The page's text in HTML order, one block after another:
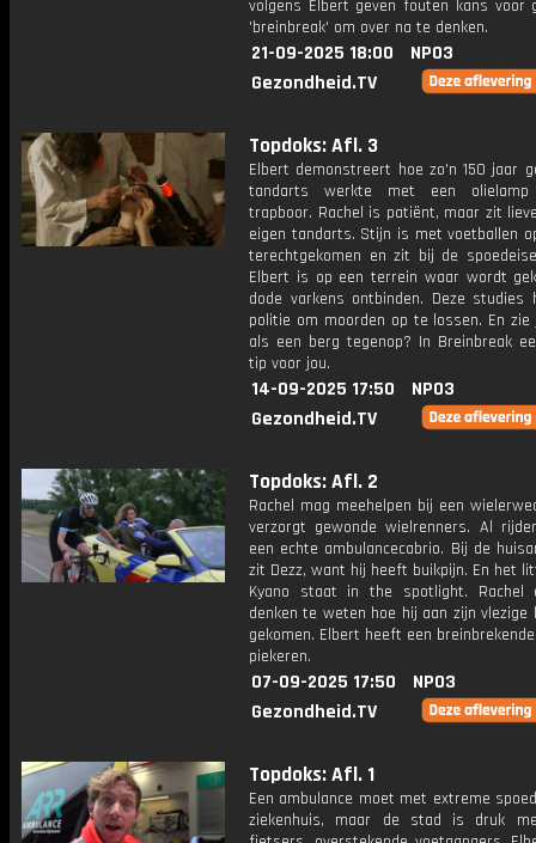
volgens Elbert geven fouten kans voor
'breinbreak' om over na te denken.
21-09-2025 18:00
NPO3
Gezondheid.TV
Topdoks: Afl. 3
Elbert demonstreert hoe zo'n 150 jaar
tandarts werkte met een
trapboor. Rachel is patiënt, maar zit
eigen tandarts. Stijn is met voetballen
terechtgekomen en zit bij de
Elbert is op een terrein waar wordt
dode varkens ontbinden. Deze studies
politie om moorden op te lossen. En
als een berg tegenop? In Breinbreak
tip voor jou.
14-09-2025 17:50
NPO3
Gezondheid.TV
Topdoks: Afl. 2
Rachel mag meehelpen bij een
verzorgt gewonde wielrenners. Al
een echte ambulancecabrio. Bij de
zit Dezz, want hij heeft buikpijn. En het
Kyano staat in the spotlight. Rachel
denken te weten hoe hij aan zijn vlezige
gekomen. Elbert heeft een
piekeren.
07-09-2025 17:50
NPO3
Gezondheid.TV
Topdoks: Afl. 1
Een ambulance moet met extreme
ziekenhuis, maar de stad is druk